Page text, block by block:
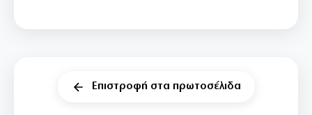
Επιστροφή στα πρωτοσέλιδα